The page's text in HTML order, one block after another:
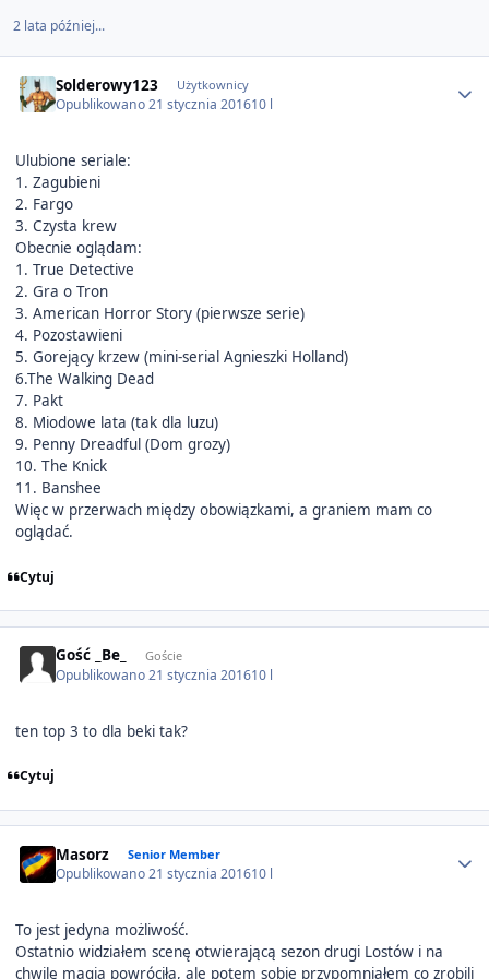
2 lata później...
Solderowy123 Użytkownicy
Opublikowano21 stycznia 201610 l
Ulubione seriale:
1. Zagubieni
2. Fargo
3. Czysta krew
Obecnie oglądam:
1. True Detective
2. Gra o Tron
3. American Horror Story (pierwsze serie)
4. Pozostawieni
5. Gorejący krzew (mini-serial Agnieszki Holland)
6.The Walking Dead
7. Pakt
8. Miodowe lata (tak dla luzu)
9. Penny Dreadful (Dom grozy)
10. The Knick
11. Banshee
Więc w przerwach między obowiązkami, a graniem mam co
oglądać.
Cytuj
Gość _Be_ Goście
Opublikowano21 stycznia 201610 l
ten top 3 to dla beki tak?
Cytuj
Masorz Senior Member
Opublikowano21 stycznia 201610 l
To jest jedyna możliwość.
Ostatnio widziałem scenę otwierającą sezon drugi Lostów i na
chwilę magia powróciła, ale potem sobie przypomniałem co zrobili